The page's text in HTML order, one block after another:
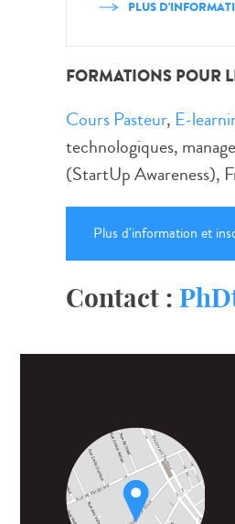
PLUS
FORMATIONS POUR
Cours Pasteur, E-
technologiques,
(StartUp Awareness),
Plus d'information et
Contact :